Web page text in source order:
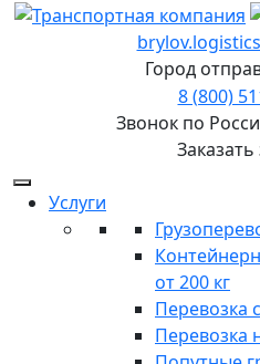
Город
8 (800)
Звонок по
Услуги
от 200 кг
Перевозка
Перевозка